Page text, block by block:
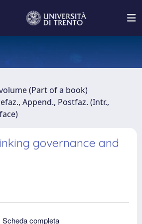
(Part of a book)
Append., Postfaz. (Intr.,
governance and
Scheda completa